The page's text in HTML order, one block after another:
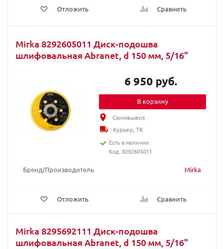
Отложить Сравнить
Mirka 8292605011 Диск-подошва
шлифовальная Abranet, d 150 мм, 5/16"
Бренд/Производитель Mirka
Отложить Сравнить
6 950 руб.
В корзину
Самовывоз
Курьер, ТК
Есть в наличии
Код: 8292605011
Mirka 8295692111 Диск-подошва
шлифовальная Abranet, d 150 мм, 5/16"